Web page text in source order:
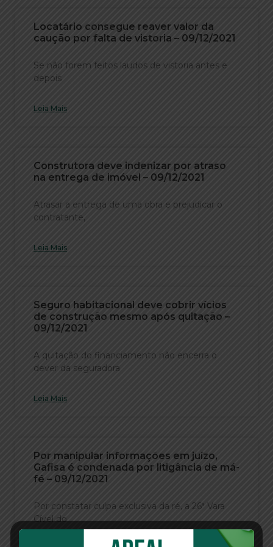
Locatário consegue reaver valor da
caução por falta de vistoria – 09/12/2021
Se não forem feitos laudos de vistoria antes e
depois
Leia Mais
Construtora deve indenizar por atraso
na entrega de imóvel – 09/12/2021
Atrasar a entrega de uma obra e prejudicar o
contratante,
Leia Mais
Seguro habitacional deve cobrir vícios
de construção mesmo após quitação –
09/12/2021
A quitação do financiamento não encerra o
dever da seguradora
Leia Mais
Por manipular informações em juízo,
Gafisa é condenada por litigância de má-
fé – 09/12/2021
Por constatar culpa exclusiva da ré, a 26ª Vara
Cível do